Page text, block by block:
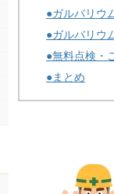
●ガルバリウ
●ガルバリウ
●無料点検・
●まとめ